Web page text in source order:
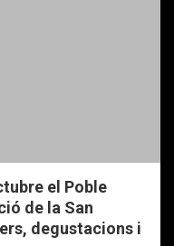
el Poble
de la San
degustacions i